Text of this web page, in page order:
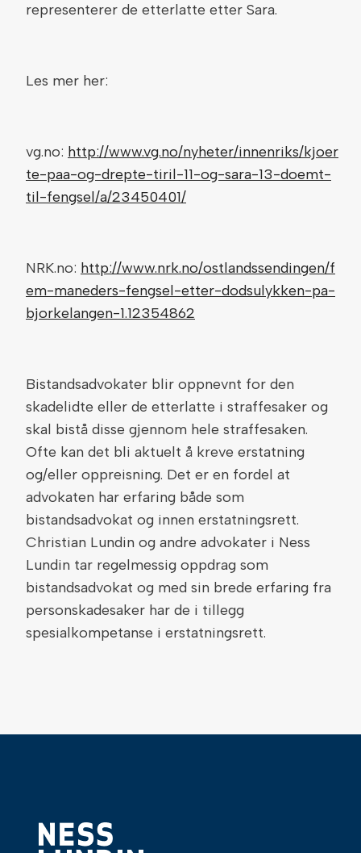
representerer de etterlatte etter Sara.
Les mer her:
vg.no: http://www.vg.no/nyheter/innenriks/kjoer
te-paa-og-drepte-tiril-11-og-sara-13-doemt-
til-fengsel/a/23450401/
NRK.no: http://www.nrk.no/ostlandssendingen/f
em-maneders-fengsel-etter-dodsulykken-pa-
bjorkelangen-1.12354862
Bistandsadvokater blir oppnevnt for den
skadelidte eller de etterlatte i straffesaker og
skal bistå disse gjennom hele straffesaken.
Ofte kan det bli aktuelt å kreve erstatning
og/eller oppreisning. Det er en fordel at
advokaten har erfaring både som
bistandsadvokat og innen erstatningsrett.
Christian Lundin og andre advokater i Ness
Lundin tar regelmessig oppdrag som
bistandsadvokat og med sin brede erfaring fra
personskadesaker har de i tillegg
spesialkompetanse i erstatningsrett.